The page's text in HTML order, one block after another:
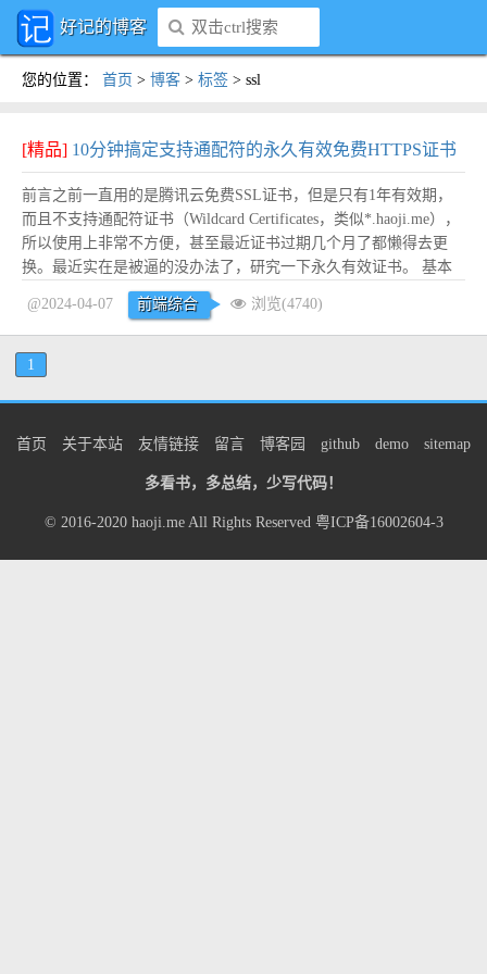
好记的博客
您的位置 ： 首页 > 博客 > 标签 > ssl
[精品] 10分钟搞定支持通配符的永久有效免费HTTPS证书
前言之前一直用的是腾讯云免费SSL证书，但是只有1年有效期，
而且不支持通配符证书（Wildcard Certificates，类似*.haoji.me），
所以使用上非常不方便，甚至最近证书过期几个月了都懒得去更
换。最近实在是被逼的没办法了，研究一下永久有效证书。 基本
原理市面上的免费证书一般都只有3个月有效期，一般都是通过一
些自动重新申请的脚本来实现“永久”有效。其中最出名的应该是
Let's E...阅读全文
@2024-04-07 前端综合 浏览(4740)
1
首页 关于本站 友情链接 留言 博客园 github demo sitemap
多看书，多总结，少写代码！
© 2016-2020 haoji.meAll Rights Reserved 粤ICP备16002604-3